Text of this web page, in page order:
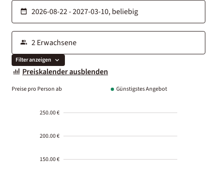
Filter anzeigen
Preiskalender ausblenden
Preise pro Person ab Günstigstes Angebot
250.00 €
200.00 €
150.00 €